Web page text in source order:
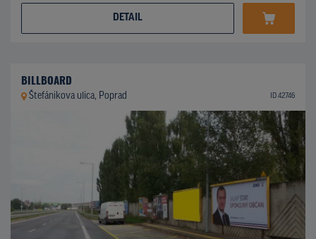
DETAIL
BILLBOARD
Štefánikova ulica, Poprad ID 42746